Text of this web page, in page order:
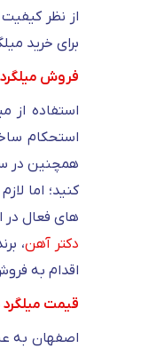
از نظر
برای خرید
فروش
استفاده از
استحکام
همچنین در
کنید؛ اما
های فعال در
دکتر آهن،
اقدام به
قیمت
اصفهان به